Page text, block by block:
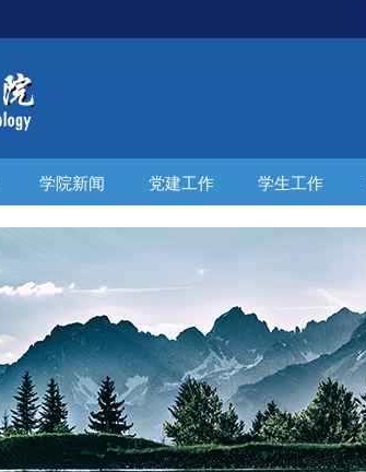
学院新闻 党建工作 学生工作